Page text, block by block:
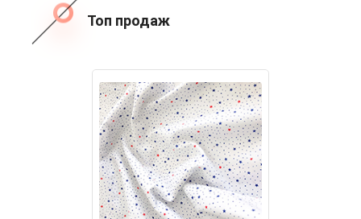
Топ продаж